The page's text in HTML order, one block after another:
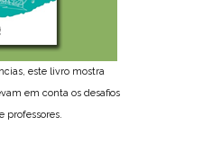
este livro mostra
em conta os desafios
professores.